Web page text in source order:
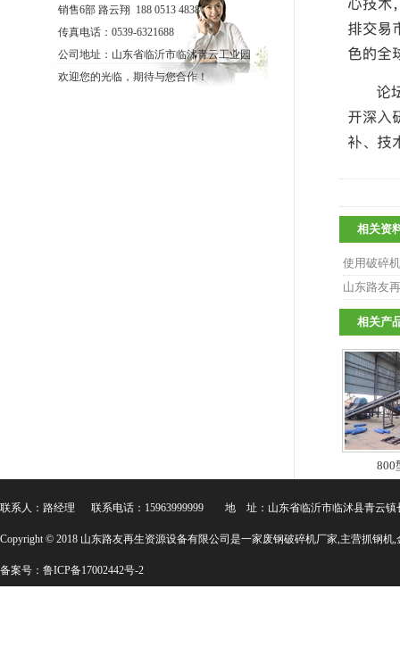
相关资
使用破碎
山东路友
相关产
800
销售6部 路云翔 188 0513 4838
传真电话：0539-6321688
公司地址：山东省临沂市临沭青云工业园
欢迎您的光临，期待与您合作！
联系人：路经理 联系电话：15963999999 地 址：山东省临沂市临沭县青云镇
Copyright © 2018 山东路友再生资源设备有限公司是一家废钢破碎机厂家,主营抓钢机,
备案号： 鲁ICP备17002442号-2